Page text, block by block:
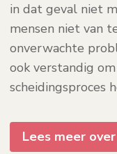
in dat geval niet
mensen niet van
onverwachte
ook verstandig
scheidingsproces
Lees meer